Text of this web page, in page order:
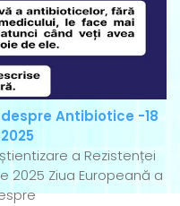
Antibiotice -18
a Rezistenței
2025 Ziua Europeană a